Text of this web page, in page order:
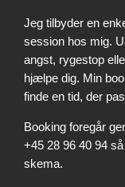
Jeg tilbyder en
session hos mig.
angst, rygestop
hjælpe dig. Min
finde en tid, der
Booking foregår
+45 28 96 40 94
skema.